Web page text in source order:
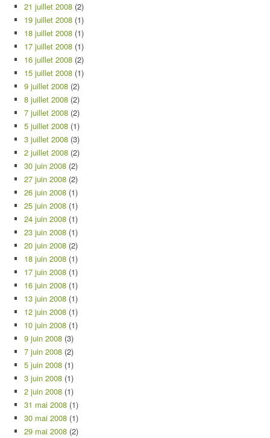
21 juillet 2008 (2)
19 juillet 2008 (1)
18 juillet 2008 (1)
17 juillet 2008 (1)
16 juillet 2008 (2)
15 juillet 2008 (1)
9 juillet 2008 (2)
8 juillet 2008 (2)
7 juillet 2008 (2)
5 juillet 2008 (1)
3 juillet 2008 (3)
2 juillet 2008 (2)
30 juin 2008 (2)
27 juin 2008 (2)
26 juin 2008 (1)
25 juin 2008 (1)
24 juin 2008 (1)
23 juin 2008 (1)
20 juin 2008 (2)
18 juin 2008 (1)
17 juin 2008 (1)
16 juin 2008 (1)
13 juin 2008 (1)
12 juin 2008 (1)
10 juin 2008 (1)
9 juin 2008 (3)
7 juin 2008 (2)
5 juin 2008 (1)
3 juin 2008 (1)
2 juin 2008 (1)
31 mai 2008 (1)
30 mai 2008 (1)
29 mai 2008 (2)